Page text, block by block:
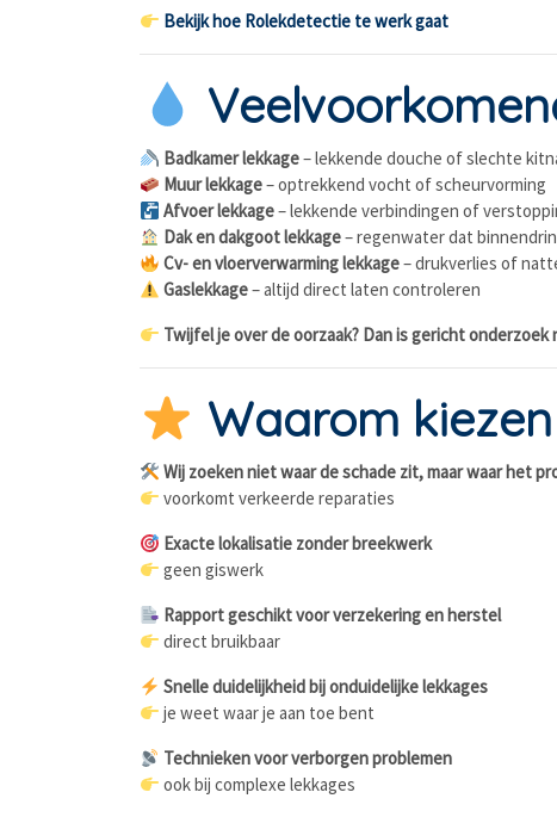
Bekijk hoe Rolekdetectie te werk gaat
Badkamer lekkage– lekkende douche of slechte
Muur lekkage– optrekkend vocht of scheurvorming
Afvoer lekkage– lekkende verbindingen of
Dak en dakgoot lekkage– regenwater dat
Cv- en vloerverwarming lekkage– drukverlies of
Gaslekkage– altijd direct laten controleren
Twijfel je over de oorzaak? Dan is gericht onderzoek
Waarom
Wij zoeken niet waar de schade zit, maar waar het
voorkomt verkeerde reparaties
Exacte lokalisatie zonder breekwerk
geen giswerk
Rapport geschikt voor verzekering en herstel
direct bruikbaar
Snelle duidelijkheid bij onduidelijke lekkages
je weet waar je aan toe bent
Technieken voor verborgen problemen
ook bij complexe lekkages